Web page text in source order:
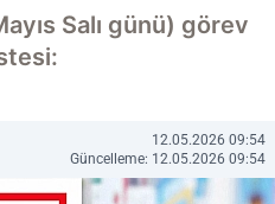
Salı günü) görev
12.05.2026 09:54
Güncelleme: 12.05.2026 09:54